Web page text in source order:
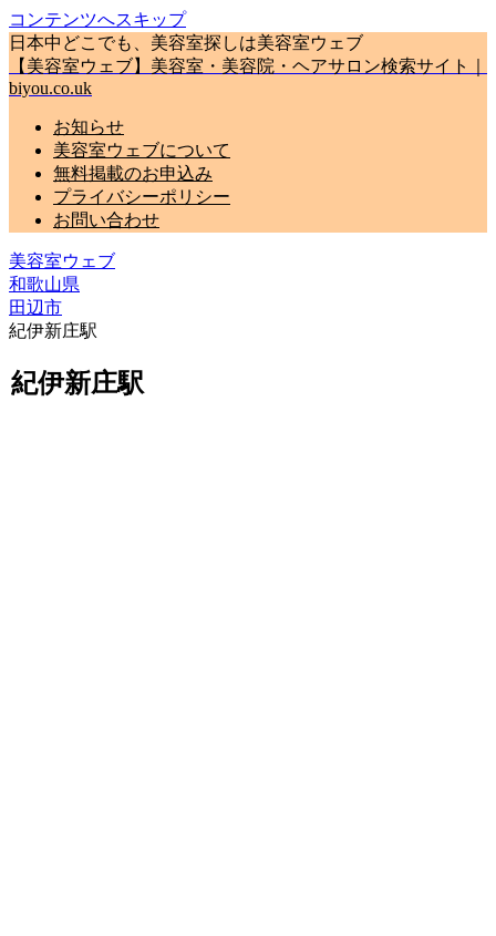
コンテンツへスキップ
日本中どこでも、美容室探しは美容室ウェブ
【美容室ウェブ】美容室・美容院・ヘアサロン検索サイト｜
biyou.co.uk
お知らせ
美容室ウェブについて
無料掲載のお申込み
プライバシーポリシー
お問い合わせ
美容室ウェブ
和歌山県
田辺市
紀伊新庄駅
紀伊新庄駅